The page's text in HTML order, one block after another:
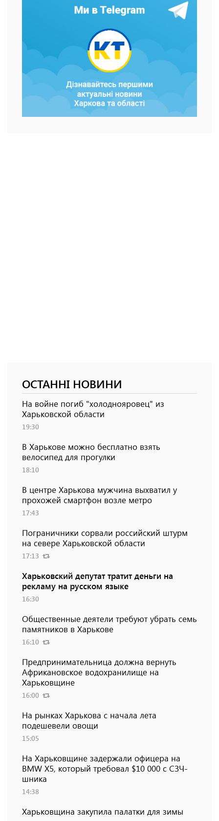
ОСТАННІ НОВИНИ
На войне погиб "холоднояровец" из
Харьковской области
19:30
В Харькове можно бесплатно взять
велосипед для прогулки
18:10
В центре Харькова мужчина выхватил у
прохожей смартфон возле метро
17:43
Пограничники сорвали российский штурм
на севере Харьковской области
17:13
Харьковский депутат тратит деньги на
рекламу на русском языке
16:30
Общественные деятели требуют убрать семь
памятников в Харькове
16:10
Предпринимательница должна вернуть
Африкановское водохранилище на
Харьковщине
16:00
На рынках Харькова с начала лета
подешевели овощи
15:05
На Харьковщине задержали офицера на
BMW Х5, который требовал $10 000 с СЗЧ-
шника
14:38
Харьковщина закупила палатки для зимы